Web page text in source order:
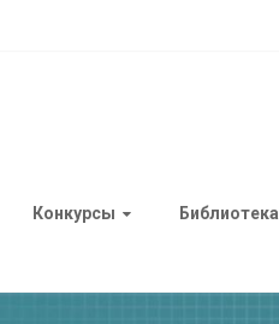
Конкурсы Библиотека